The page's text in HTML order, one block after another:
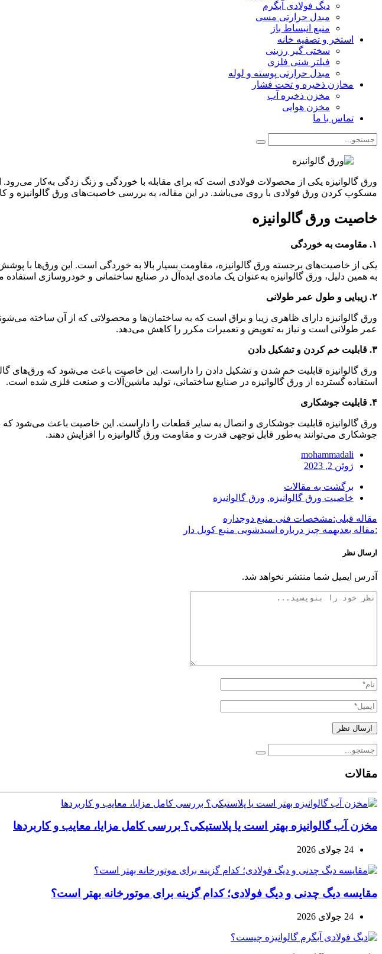
دیگ فولادی آبگرم
مبدل حرارتی مسی
منبع انبساط باز
استخر و تصفیه خانه
سختی گیر رزینی
فیلتر شنی فلزی
مبدل حرارتی پوسته و لوله
مخازن ذخیره و تحت فشار
مخزن ذخیره آب
مخزن هوایی
تماس با ما
ورق گالوانیزه یکی از محصولات فولادی است که برای مقابله با خوردگی و زنگ زدگی به‌کار می‌رود.
مسکوب کردن ورق فولادی با روی می‌باشد. در این مقاله، به بررسی خاصیت‌های ورق گالوانیزه و
خاصیت ورق گالوانیزه
۱. مقاومت به خوردگی
یکی از خاصیت‌های برجسته ورق گالوانیزه، مقاومت بسیار بالا به خوردگی است. این ورق‌ها
به همین دلیل، ورق گالوانیزه به‌عنوان یک ماده‌ی ایده‌آل در صنایع ساختمانی و خودروسازی
۲. زیبایی و طول عمر طولانی
ورق گالوانیزه دارای ظاهری زیبا و براق است که به ساختمان‌ها و محصولاتی که از آن ساخته
عمر طولانی است و نیاز به تعویض و تعمیرات مکرر را کاهش می‌دهد.
۳. قابلیت خم کردن و تشکیل دادن
ورق گالوانیزه قابلیت خم شدن و تشکیل دادن را داراست. این خاصیت باعث می‌شود که ورق‌های
استفاده گسترده از ورق گالوانیزه در صنایع ساختمانی، تولید ماشین‌آلات و صنعت فلزی شده است.
۴. قابلیت جوشکاری
ورق گالوانیزه قابلیت جوشکاری و اتصال به سایر قطعات را داراست. این خاصیت باعث می‌شود که
جوشکاری می‌توانند به‌طور قابل توجهی قدرت و مقاومت ورق گالوانیزه را افزایش دهند.
mohammadali
ژوئن 2, 2023
برگشت به مقالات
خاصیت ورق گالوانیزه, ورق گالوانیزه
مقاله قبلی:مشخصات فنی منبع دوجداره
:مقاله بعدیهمه چیز درباره اسیدشویی منبع کویل دار
ارسال نظر
آدرس ایمیل شما منتشر نخواهد شد.
مقالات
مخزن آب گالوانیزه بهتر است یا پلاستیکی؟ بررسی کامل مزایا، معایب و کاربردها
24 جولای 2026
مقایسه دیگ چدنی و دیگ فولادی؛ کدام گزینه برای موتورخانه بهتر است؟
24 جولای 2026